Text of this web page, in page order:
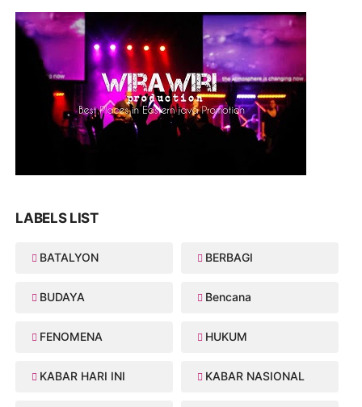
LABELS LIST
BATALYON BERBAGI
BUDAYA Bencana
FENOMENA HUKUM
KABAR HARI INI KABAR NASIONAL